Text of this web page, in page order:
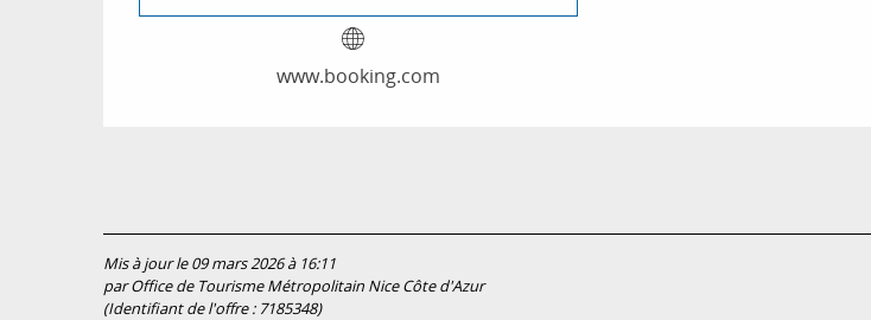
www.booking.com
Mis à jour le 09 mars 2026 à 16:11
par Office de Tourisme Métropolitain Nice Côte d'Azur
(Identifiant de l'offre : 7185348)